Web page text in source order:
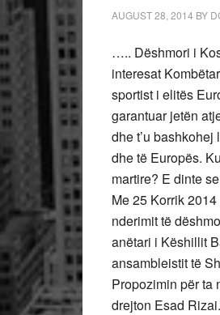
AUGUST 28, 2014 BY
….. Dëshmori i
interesat
sportist i elitës
garantuar jetën
dhe t’u
dhe të Europës.
martire? E dinte
Me 25 Korrik
nderimit të
anëtari i Këshillit
ansambleistit të
Propozimin për ta
drejton Esad